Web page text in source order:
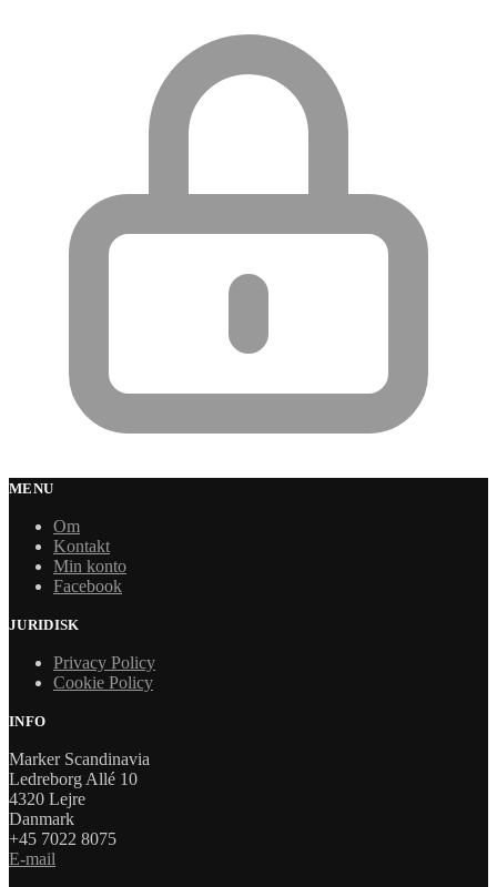
MENU
Om
Kontakt
Min konto
Facebook
JURIDISK
Privacy Policy
Cookie Policy
INFO
Marker Scandinavia
Ledreborg Allé 10
4320 Lejre
Danmark
+45 7022 8075
E-mail